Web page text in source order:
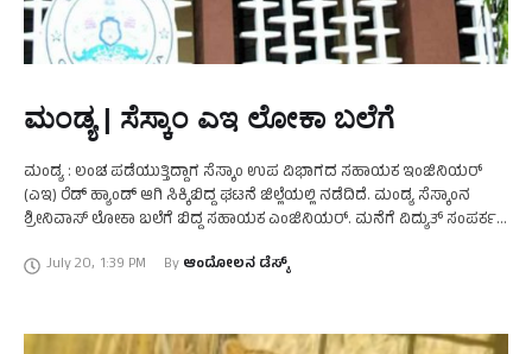
ಮಂಡ್ಯ | ಸೆಸ್ಕಾಂ ಎಇ ಲೋಕಾ ಬಲೆಗೆ
ಮಂಡ್ಯ : ಲಂಚ ಪಡೆಯುತ್ತಿದ್ದಾಗ ಸೆಸ್ಕಾಂ ಉಪ ವಿಭಾಗದ ಸಹಾಯಕ ಇಂಜಿನಿಯರ್
(ಎಇ) ರೆಡ್ ಹ್ಯಾಂಡ್ ಆಗಿ ಸಿಕ್ಕಿಬಿದ್ದ ಘಟನೆ ಜಿಲ್ಲೆಯಲ್ಲಿ ನಡೆದಿದೆ. ಮಂಡ್ಯ ಸೆಸ್ಕಾಂನ
ಶ್ರೀನಿವಾಸ್ ಲೋಕಾ ಬಲೆಗೆ ಬಿದ್ದ ಸಹಾಯಕ ಎಂಜಿನಿಯರ್. ಮನೆಗೆ ವಿದ್ಯುತ್ ಸಂಪರ್ಕ
July 20, 1:39 PM By ಆಂದೋಲನ ಡೆಸ್ಕ್